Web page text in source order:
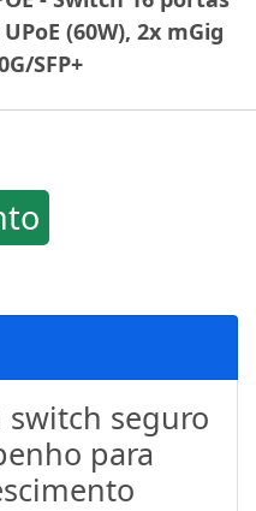
UPoE (60W), 2x mGig
SFP+
switch seguro
para